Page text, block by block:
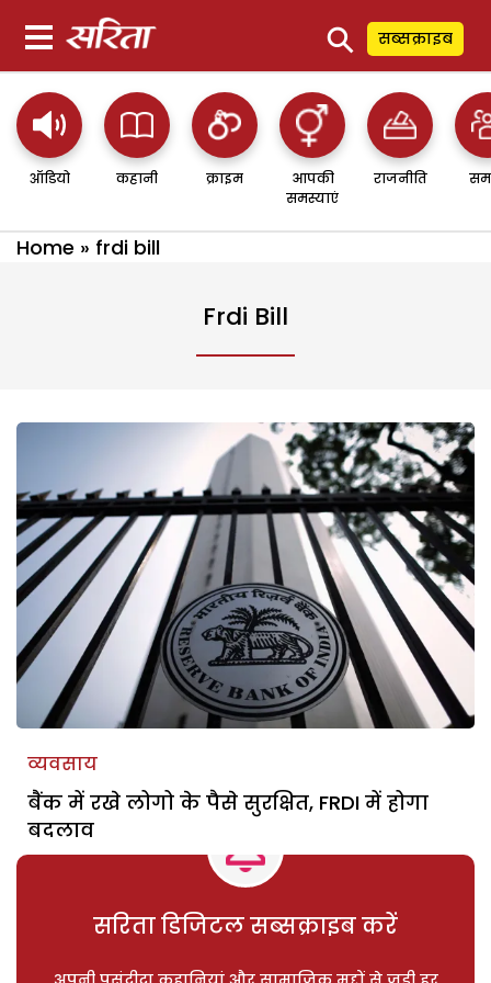
⚲ सब्सक्राइब
ऑडियो कहानी क्राइम
आपकी
समस्याएं
राजनीति
Home » frdi bill
Frdi Bill
व्यवसाय
बैंक में रखे लोगो के पैसे सुरक्षित, FRDI में होगा
बदलाव
सरिता डिजिटल सब्सक्राइब करें